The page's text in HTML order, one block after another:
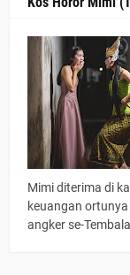
Mimi diterima di
keuangan
angker se-